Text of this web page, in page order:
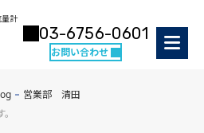
計
03-6756-0601
お問い合わせ
営業部 清田